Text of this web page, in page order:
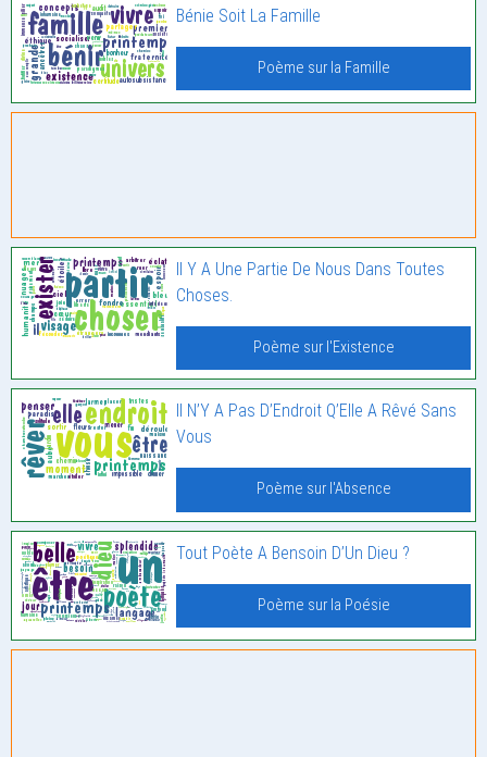
Bénie Soit La Famille
Poème sur la Famille
Il Y A Une Partie De Nous Dans Toutes
Choses.
Poème sur l'Existence
Il N’Y A Pas D’Endroit Q’Elle A Rêvé Sans
Vous
Poème sur l'Absence
Tout Poète A Bensoin D’Un Dieu ?
Poème sur la Poésie